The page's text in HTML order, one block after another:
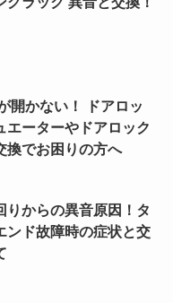
開かない！ ドアロッ
エーターやドアロック
換でお困りの方へ
りからの異音原因！タ
ンド故障時の症状と交